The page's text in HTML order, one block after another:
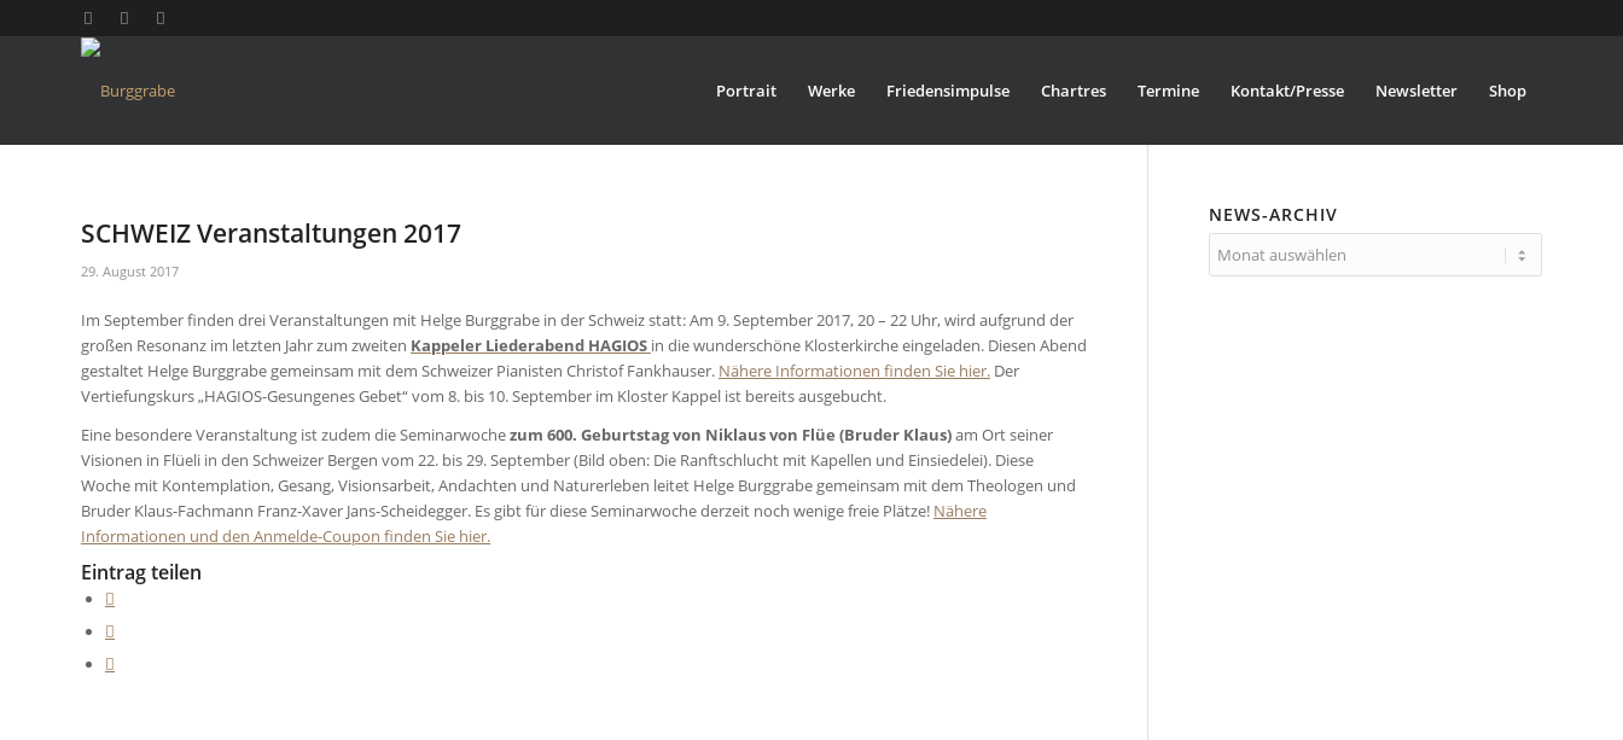
Portrait Werke Friedensimpulse Chartres Termine Kontakt/Presse Newsletter Shop
SCHWEIZ Veranstaltungen 2017
29. August 2017
Im September finden drei Veranstaltungen mit Helge Burggrabe in der Schweiz statt: Am 9. September 2017, 20 – 22 Uhr, wird aufgrund der
großen Resonanz im letzten Jahr zum zweiten Kappeler Liederabend HAGIOS in die wunderschöne Klosterkirche eingeladen. Diesen Abend
gestaltet Helge Burggrabe gemeinsam mit dem Schweizer Pianisten Christof Fankhauser. Nähere Informationen finden Sie hier. Der
Vertiefungskurs „HAGIOS-Gesungenes Gebet“ vom 8. bis 10. September im Kloster Kappel ist bereits ausgebucht.
Eine besondere Veranstaltung ist zudem die Seminarwochezum 600. Geburtstag von Niklaus von Flüe (Bruder Klaus)am Ort seiner
Visionen in Flüeli in den Schweizer Bergen vom 22. bis 29. September (Bild oben: Die Ranftschlucht mit Kapellen und Einsiedelei). Diese
Woche mit Kontemplation, Gesang, Visionsarbeit, Andachten und Naturerleben leitet Helge Burggrabe gemeinsam mit dem Theologen und
Bruder Klaus-Fachmann Franz-Xaver Jans-Scheidegger. Es gibt für diese Seminarwoche derzeit noch wenige freie Plätze! Nähere
Informationen und den Anmelde-Coupon finden Sie hier.
Eintrag teilen
NEWS-ARCHIV